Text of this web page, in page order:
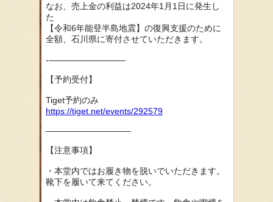
なお、売上金の利益は2024年1月1日に発生し
た
【令和6年能登半島地震】の復興支援のために
全額、石川県に寄付させていただきます。
-—————————
【予約受付】
Tiget予約のみ
https://tiget.net/events/292579
——————————
【注意事項】
・本堂内ではお履き物を脱いでいただきます。
靴下を履いて来てください。